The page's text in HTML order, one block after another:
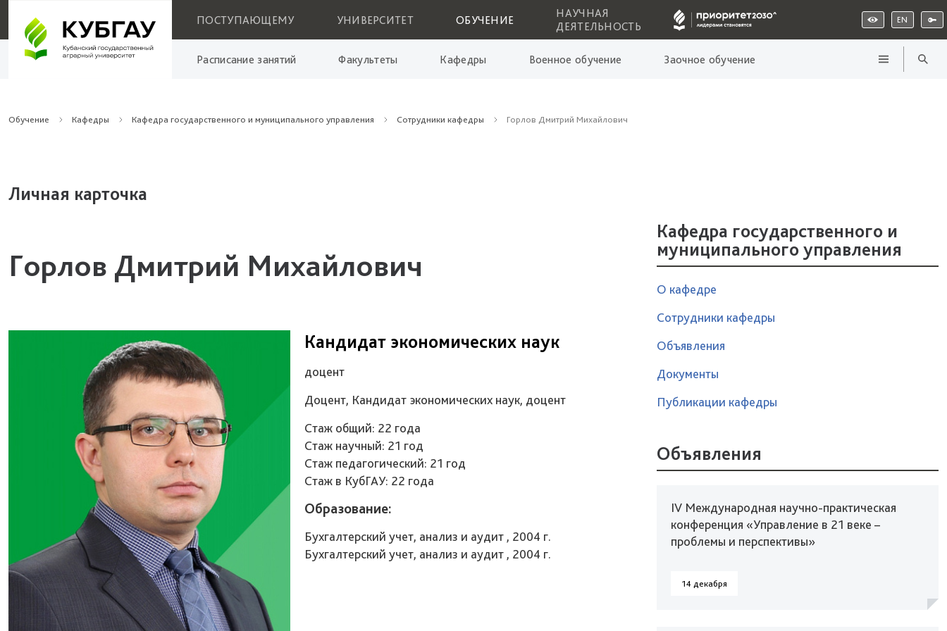
ПОСТУПАЮЩЕМУ УНИВЕРСИТЕТ ОБУЧЕНИЕ
НАУЧНАЯ
ДЕЯТЕЛЬНОСТЬ
EN
Расписание занятий Факультеты Кафедры Военное обучение Заочное обучение
Обучение Кафедры Кафедра государственного и муниципального управления Сотрудники кафедры Горлов Дмитрий Михайлович
Личная карточка
Горлов Дмитрий Михайлович
Кандидат экономических наук
доцент
Доцент, Кандидат экономических наук, доцент
Стаж общий: 22 года
Стаж научный: 21 год
Стаж педагогический: 21 год
Стаж в КубГАУ: 22 года
Образование:
Бухгалтерский учет, анализ и аудит , 2004 г.
Бухгалтерский учет, анализ и аудит , 2004 г.
Кафедра государственного и
муниципального управления
О кафедре
Сотрудники кафедры
Объявления
Документы
Публикации кафедры
Объявления
IV Международная научно-практическая
конференция «Управление в 21 веке –
проблемы и перспективы»
14 декабря